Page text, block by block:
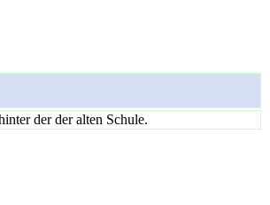
der der alten Schule.